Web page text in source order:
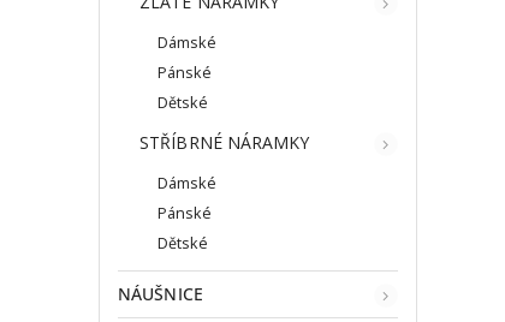
Dámské
Pánské
Dětské
STŘÍBRNÉ NÁRAMKY
Dámské
Pánské
Dětské
NÁUŠNICE